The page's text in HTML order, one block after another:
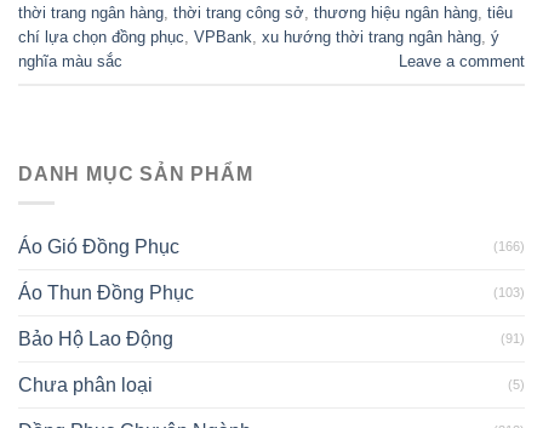
thời trang ngân hàng, thời trang công sở, thương hiệu ngân hàng, tiêu
chí lựa chọn đồng phục, VPBank, xu hướng thời trang ngân hàng, ý
nghĩa màu sắc
Leave a comment
DANH MỤC SẢN PHẨM
Áo Gió Đồng Phục (166)
Áo Thun Đồng Phục (103)
Bảo Hộ Lao Động (91)
Chưa phân loại (5)